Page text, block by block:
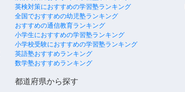
英検対策におすすめの学習塾ランキング
全国でおすすめの幼児塾ランキング
おすすめの通信教育ランキング
小学生におすすめの学習塾ランキング
小学校受験におすすめの学習塾ランキング
英語塾おすすめランキング
数学塾おすすめランキング
都道府県から探す